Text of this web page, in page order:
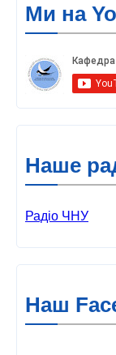
Ми на
Наше
Радіо ЧНУ
Наш